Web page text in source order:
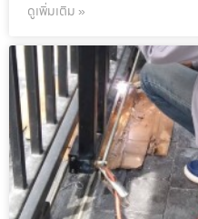
ดูเพิ่มเติม »